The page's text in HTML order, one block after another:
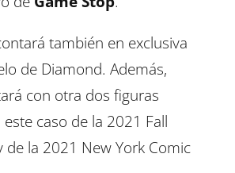
también en exclusiva
de Diamond. Además,
con otra dos figuras
caso de la 2021 Fall
de la 2021 New York Comic